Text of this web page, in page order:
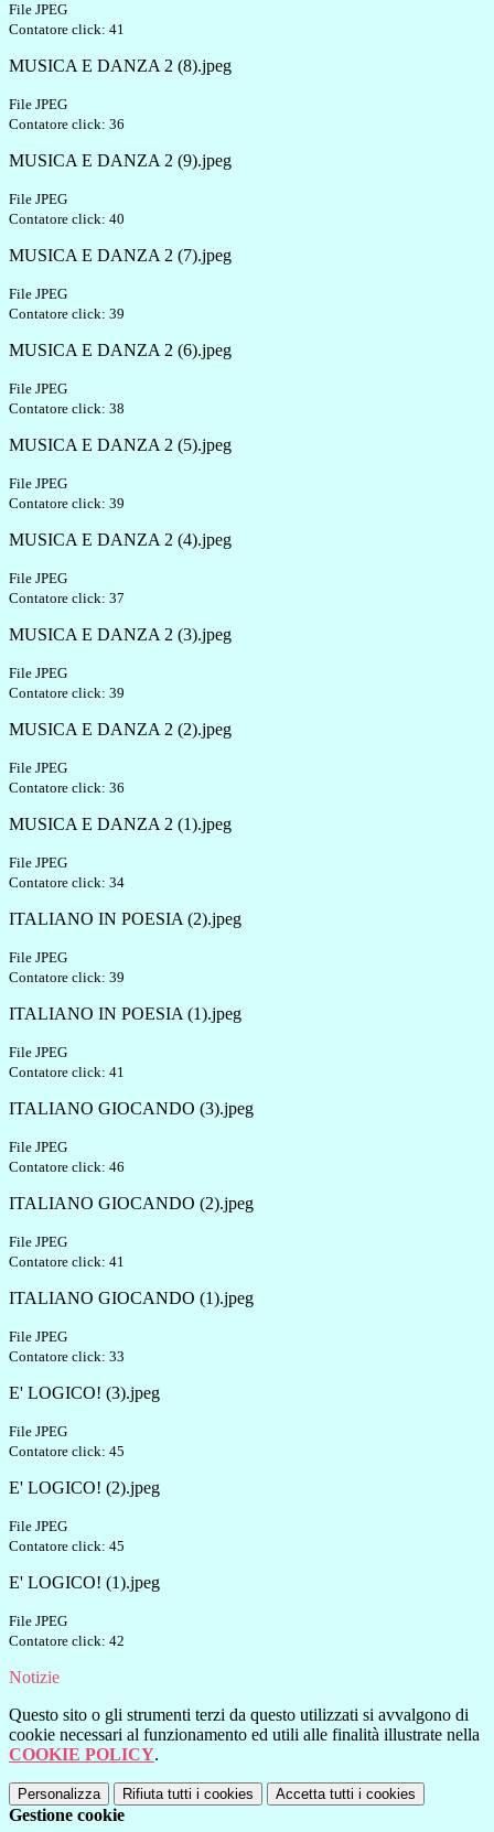
File JPEG
Contatore click: 41
MUSICA E DANZA 2 (8).jpeg
File JPEG
Contatore click: 36
MUSICA E DANZA 2 (9).jpeg
File JPEG
Contatore click: 40
MUSICA E DANZA 2 (7).jpeg
File JPEG
Contatore click: 39
MUSICA E DANZA 2 (6).jpeg
File JPEG
Contatore click: 38
MUSICA E DANZA 2 (5).jpeg
File JPEG
Contatore click: 39
MUSICA E DANZA 2 (4).jpeg
File JPEG
Contatore click: 37
MUSICA E DANZA 2 (3).jpeg
File JPEG
Contatore click: 39
MUSICA E DANZA 2 (2).jpeg
File JPEG
Contatore click: 36
MUSICA E DANZA 2 (1).jpeg
File JPEG
Contatore click: 34
ITALIANO IN POESIA (2).jpeg
File JPEG
Contatore click: 39
ITALIANO IN POESIA (1).jpeg
File JPEG
Contatore click: 41
ITALIANO GIOCANDO (3).jpeg
File JPEG
Contatore click: 46
ITALIANO GIOCANDO (2).jpeg
File JPEG
Contatore click: 41
ITALIANO GIOCANDO (1).jpeg
File JPEG
Contatore click: 33
E' LOGICO! (3).jpeg
File JPEG
Contatore click: 45
E' LOGICO! (2).jpeg
File JPEG
Contatore click: 45
E' LOGICO! (1).jpeg
File JPEG
Contatore click: 42
Notizie
Questo sito o gli strumenti terzi da questo utilizzati si avvalgono di
cookie necessari al funzionamento ed utili alle finalità illustrate nella
COOKIE POLICY.
Personalizza Rifiuta tutti i cookies Accetta tutti i cookies
Gestione cookie